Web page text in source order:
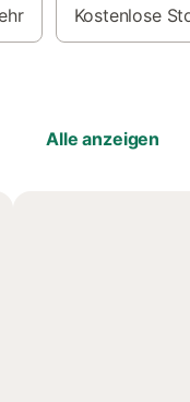
Kostenlose
Alle anzeigen